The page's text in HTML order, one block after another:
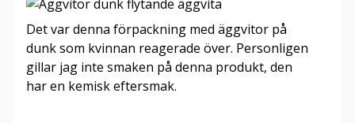
Det var denna förpackning med äggvitor på
dunk som kvinnan reagerade över. Personligen
gillar jag inte smaken på denna produkt, den
har en kemisk eftersmak.